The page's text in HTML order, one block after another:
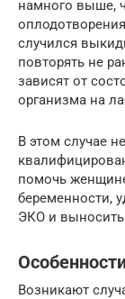
намного выше,
случился
повторять не
зависят от
организма на
В этом случае
помочь
беременности,
ЭКО и выносить
Возникают